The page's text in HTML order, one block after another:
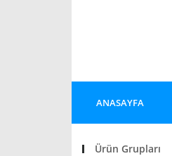
ANASAYFA
Ürün Grupları